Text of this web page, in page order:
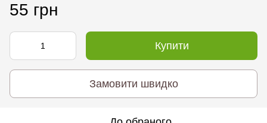
55 грн
Купити
Замовити швидко